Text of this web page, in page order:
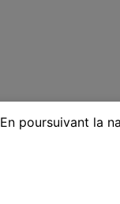
En poursuivant la